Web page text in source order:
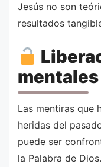
Jesús no son
resultados
Las mentiras que
heridas del
puede ser
la Palabra de Dios.